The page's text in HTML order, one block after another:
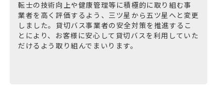
転士の技術向上や健康管理等に積極的に取り組む事
業者を高く評価するよう、三ツ星から五ツ星へと変更
しました。貸切バス事業者の安全対策を推進するこ
とにより、お客様に安心して貸切バスを利用していた
だけるよう取り組んでまいります。